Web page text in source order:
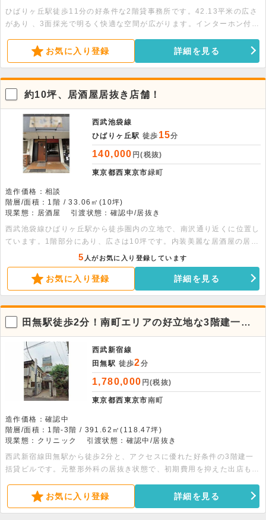
ひばりヶ丘駅徒歩11分の好条件な2階貸事務所です。42.13平米の広さ
があり 、3面採光で明るく快適な空間が広がります。インターホン付き
問い合わせください。
お気に入り登録 詳細を見る
約10坪、居酒屋居抜き店舗！
西武池袋線
ひばりヶ丘駅 徒歩 15分
140,000 円(税抜)
東京都西東京市緑町
造作価格：相談
階層/面積：1階 / 33.06㎡(10坪)
現業態：居酒屋
引渡状態：確認中/居抜き
西武池袋線ひばりヶ丘駅から徒歩圏内の立地で、南沢通り近くに位置し
ています。1階部分にあり、広さは10坪です。内装美麗な居酒屋の居抜
き物件で、初期費用を抑えてスピード開業できます。幅広い業態に対応
可能です。営業時間のご相談も可能です。ご内見のご希望などがありま
したら、お気軽にお問い合わせください。
5 人がお気に入り登録しています
お気に入り登録 詳細を見る
田無駅徒歩2分！南町エリアの好立地な3階建一括
貸テナントビル
西武新宿線
田無駅 徒歩2分
1,780,000 円(税抜)
東京都西東京市南町
造作価格：確認中
階層/面積：1階-3階 / 391.62㎡(118.47坪)
現業態：クリニック
引渡状態：確認中/居抜き
西武新宿線田無駅から徒歩2分と、アクセスに優れた好条件の3階建一
括貸ビルです。元整形外科の居抜き状態で、初期費用を抑えた出店も相
す。※面積：1階144.78平米、2階132.77平米、3階114.07平米
お気に入り登録 詳細を見る